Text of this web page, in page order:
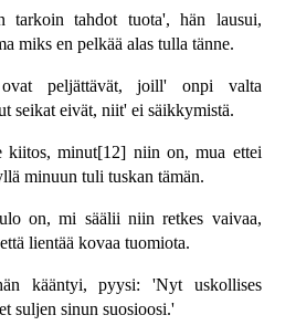
tarkoin tahdot tuota', hän lausui,
miks en pelkää alas tulla tänne.
peljättävät, joill' onpi valta
seikat eivät, niit' ei säikkymistä.
kiitos, minut[12] niin on, mua ettei
minuun tuli tuskan tämän.
on, mi säälii niin retkes vaivaa,
lientää kovaa tuomiota.
kääntyi, pyysi: 'Nyt uskollises
suljen sinun suosioosi.'